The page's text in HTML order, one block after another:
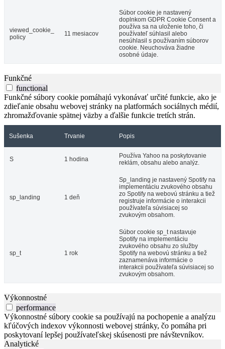
viewed_cookie_
policy
11 mesiacov
Súbor cookie je nastavený
doplnkom GDPR Cookie Consent a
používa sa na uloženie toho, či
používateľ súhlasil alebo
nesúhlasil s používaním súborov
cookie. Neuchováva žiadne
osobné údaje.
Funkčné
functional
Funkčné súbory cookie pomáhajú vykonávať určité funkcie, ako je
zdieľanie obsahu webovej stránky na platformách sociálnych médií,
zhromažďovanie spätnej väzby a ďalšie funkcie tretích strán.
Sušenka Trvanie Popis
S 1 hodina
Používa Yahoo na poskytovanie
reklám, obsahu alebo analýz.
sp_landing 1 deň
Sp_landing je nastavený Spotify na
implementáciu zvukového obsahu
zo Spotify na webovú stránku a tiež
registruje informácie o interakcii
používateľa súvisiacej so
zvukovým obsahom.
sp_t 1 rok
Súbor cookie sp_t nastavuje
Spotify na implementáciu
zvukového obsahu zo služby
Spotify na webovú stránku a tiež
zaznamenáva informácie o
interakcii používateľa súvisiacej so
zvukovým obsahom.
Výkonnostné
performance
Výkonnostné súbory cookie sa používajú na pochopenie a analýzu
kľúčových indexov výkonnosti webovej stránky, čo pomáha pri
poskytovaní lepšej používateľskej skúsenosti pre návštevníkov.
Analytické